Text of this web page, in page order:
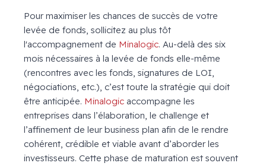
Pour maximiser les chances de succès de votre
levée de fonds, sollicitez au plus tôt
l'accompagnement de Minalogic. Au-delà des six
mois nécessaires à la levée de fonds elle-même
(rencontres avec les fonds, signatures de LOI,
négociations, etc.), c’est toute la stratégie qui doit
être anticipée. Minalogic accompagne les
entreprises dans l’élaboration, le challenge et
l’affinement de leur business plan afin de le rendre
cohérent, crédible et viable avant d’aborder les
investisseurs. Cette phase de maturation est souvent